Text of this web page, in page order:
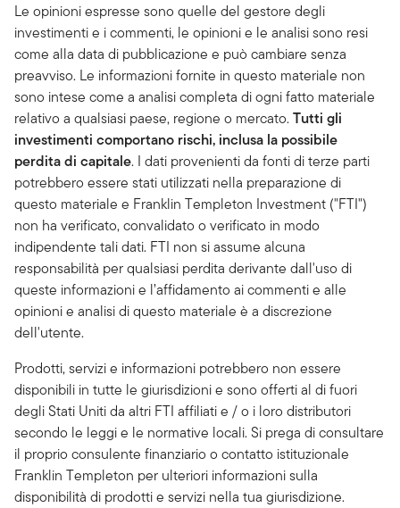
Le opinioni espresse sono quelle del gestore degli
investimenti e i commenti, le opinioni e le analisi sono resi
come alla data di pubblicazione e può cambiare senza
preavviso. Le informazioni fornite in questo materiale non
sono intese come a analisi completa di ogni fatto materiale
relativo a qualsiasi paese, regione o mercato.Tutti gli
investimenti comportano rischi, inclusa la possibile
perdita di capitale. I dati provenienti da fonti di terze parti
potrebbero essere stati utilizzati nella preparazione di
questo materiale e Franklin Templeton Investment ("FTI")
non ha verificato, convalidato o verificato in modo
indipendente tali dati. FTI non si assume alcuna
responsabilità per qualsiasi perdita derivante dall'uso di
queste informazioni e l’affidamento ai commenti e alle
opinioni e analisi di questo materiale è a discrezione
dell'utente.
Prodotti, servizi e informazioni potrebbero non essere
disponibili in tutte le giurisdizioni e sono offerti al di fuori
degli Stati Uniti da altri FTI affiliati e / o i loro distributori
secondo le leggi e le normative locali. Si prega di consultare
il proprio consulente finanziario o contatto istituzionale
Franklin Templeton per ulteriori informazioni sulla
disponibilità di prodotti e servizi nella tua giurisdizione.